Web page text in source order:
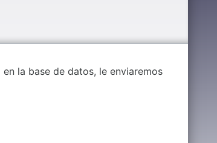
la base de datos, le enviaremos